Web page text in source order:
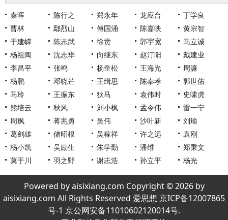
秦晖 陈行之 郑永年 龙应台
丁学良
曹林
鄢烈山 傅国涌 陈嘉映
黄宗智
于建嵘
陈志武 徐贲 郭宇宽
马立诚
杨祖陶
沈志华 向继东 赵汀阳
戴建业
李昌平
张鸣 杨奎松 王海光
周濂
杨鹏
邓晓芒 王缉思 陈奉孝
郭世佑
马玲
王振东 狄马 袁伟时
史啸虎
熊培云
秋风 刘小枫 孟令伟
雷一宁
周枫
蒋兆勇 吴伟 沙叶新
刘瑜
葛剑雄
储昭根 吴稼祥 许之远
袁刚
杨小凯
吴励生 朱学勤 潘维
郑秉文
莫于川
羽之野 谢志浩 孙立平 杨光
Powered by aisixiang.com Copyright © 2026 by
aisixiang.com All Rights Reserved 爱思想 京ICP备12007865
号-1 京公网安备11010602120014号.